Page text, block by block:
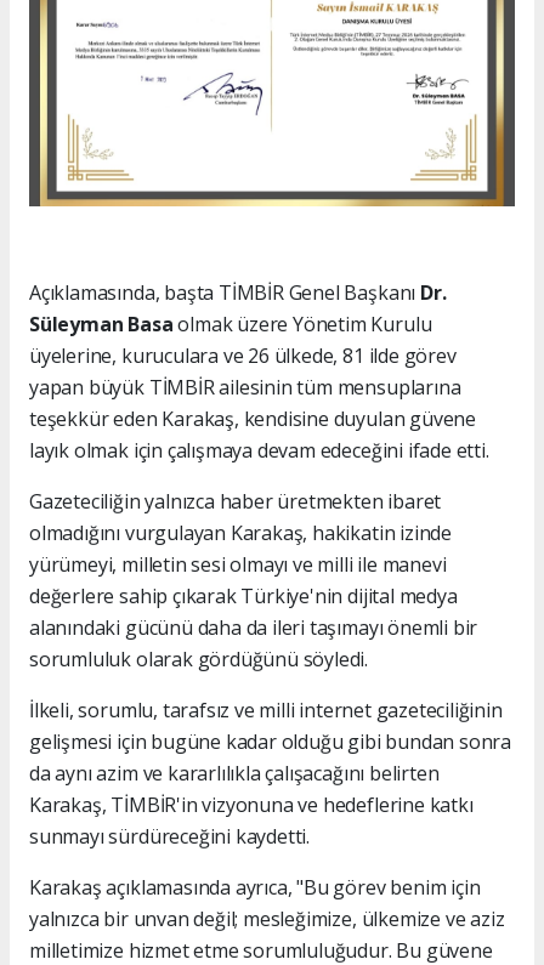
Açıklamasında, başta TİMBİR Genel Başkanı Dr.
Süleyman Basaolmak üzere Yönetim Kurulu
üyelerine, kuruculara ve 26 ülkede, 81 ilde görev
yapan büyük TİMBİR ailesinin tüm mensuplarına
teşekkür eden Karakaş, kendisine duyulan güvene
layık olmak için çalışmaya devam edeceğini ifade etti.
Gazeteciliğin yalnızca haber üretmekten ibaret
olmadığını vurgulayan Karakaş, hakikatin izinde
yürümeyi, milletin sesi olmayı ve milli ile manevi
değerlere sahip çıkarak Türkiye'nin dijital medya
alanındaki gücünü daha da ileri taşımayı önemli bir
sorumluluk olarak gördüğünü söyledi.
İlkeli, sorumlu, tarafsız ve milli internet gazeteciliğinin
gelişmesi için bugüne kadar olduğu gibi bundan sonra
da aynı azim ve kararlılıkla çalışacağını belirten
Karakaş, TİMBİR'in vizyonuna ve hedeflerine katkı
sunmayı sürdüreceğini kaydetti.
Karakaş açıklamasında ayrıca, "Bu görev benim için
yalnızca bir unvan değil; mesleğimize, ülkemize ve aziz
milletimize hizmet etme sorumluluğudur. Bu güvene